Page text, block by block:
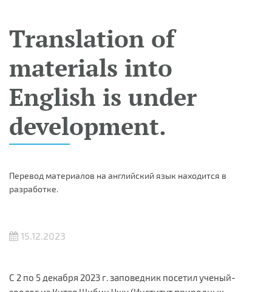
Translation of
materials into
English is under
development.
Перевод материалов на английский язык находится в
разработке.
15.12.2023
С 2 по 5 декабря 2023 г. заповедник посетил ученый-